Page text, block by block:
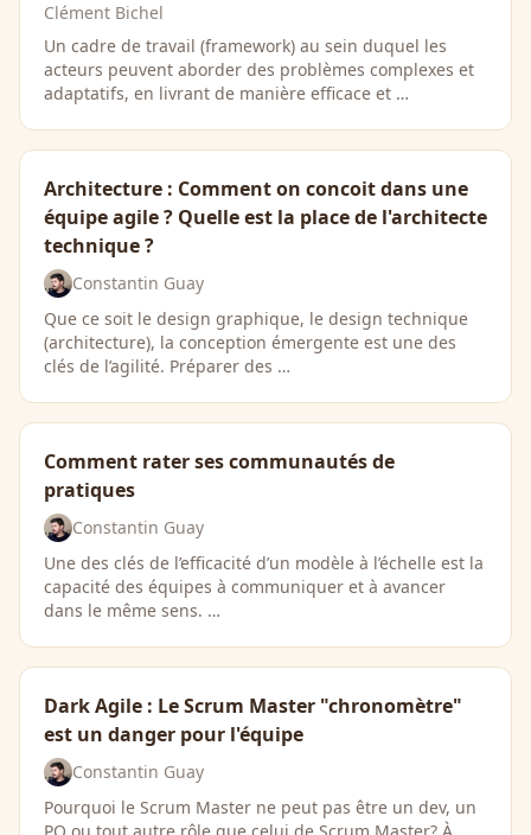
Clément Bichel
Un cadre de travail (framework) au sein duquel les
acteurs peuvent aborder des problèmes complexes et
adaptatifs, en livrant de manière efficace et …
Architecture : Comment on concoit dans une
équipe agile ? Quelle est la place de l'architecte
technique ?
Constantin Guay
Que ce soit le design graphique, le design technique
(architecture), la conception émergente est une des
clés de l’agilité. Préparer des …
Comment rater ses communautés de
pratiques
Constantin Guay
Une des clés de l’efficacité d’un modèle à l’échelle est la
capacité des équipes à communiquer et à avancer
dans le même sens. …
Dark Agile : Le Scrum Master "chronomètre"
est un danger pour l'équipe
Constantin Guay
Pourquoi le Scrum Master ne peut pas être un dev, un